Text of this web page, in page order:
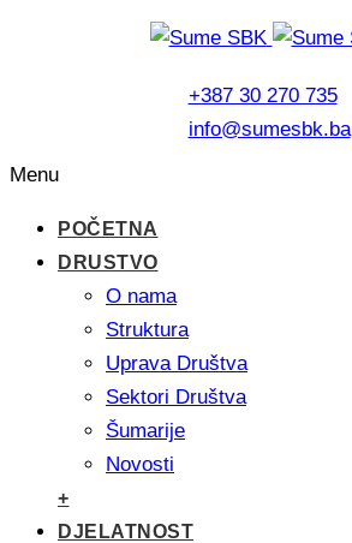
+387 30 270 735
info@sumesbk.ba
Menu
POČETNA
DRUSTVO
O nama
Struktura
Uprava Društva
Sektori Društva
Šumarije
Novosti
+
DJELATNOST